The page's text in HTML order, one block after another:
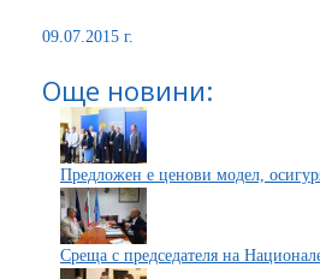
09.07.2015 г.
Още новини:
Предложен е ценови модел,
Среща с председателя на